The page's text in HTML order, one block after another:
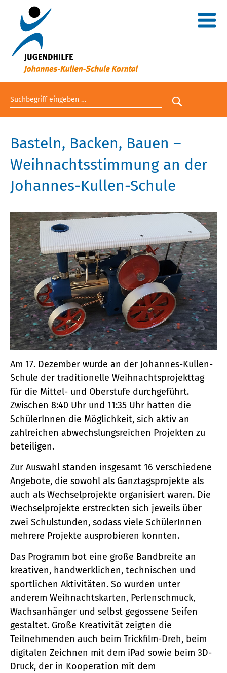
Suchbegriff eingeben
Suche
Basteln, Backen, Bauen –
Weihnachtsstimmung an der
Johannes-Kullen-Schule
Am 17. Dezember wurde an der Johannes-Kullen-
Schule der traditionelle Weihnachtsprojekttag
für die Mittel- und Oberstufe durchgeführt.
Zwischen 8:40 Uhr und 11:35 Uhr hatten die
SchülerInnen die Möglichkeit, sich aktiv an
zahlreichen abwechslungsreichen Projekten zu
beteiligen.
Zur Auswahl standen insgesamt 16 verschiedene
Angebote, die sowohl als Ganztagsprojekte als
auch als Wechselprojekte organisiert waren. Die
Wechselprojekte erstreckten sich jeweils über
zwei Schulstunden, sodass viele SchülerInnen
mehrere Projekte ausprobieren konnten.
Das Programm bot eine große Bandbreite an
kreativen, handwerklichen, technischen und
sportlichen Aktivitäten. So wurden unter
anderem Weihnachtskarten, Perlenschmuck,
Wachsanhänger und selbst gegossene Seifen
gestaltet. Große Kreativität zeigten die
Teilnehmenden auch beim Trickfilm-Dreh, beim
digitalen Zeichnen mit dem iPad sowie beim 3D-
Druck, der in Kooperation mit dem